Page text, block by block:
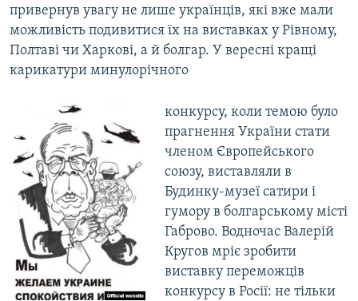
привернув увагу не лише українців, які вже мали
можливість подивитися їх на виставках у Рівному,
Полтаві чи Харкові, а й болгар. У вересні кращі
карикатури минулорічного
конкурсу, коли темою було
прагнення України стати
членом Європейського
союзу, виставляли в
Будинку-музеї сатири і
гумору в болгарському місті
Габрово. Водночас Валерій
Кругов мріє зробити
виставку переможців
конкурсу в Росії: не тільки